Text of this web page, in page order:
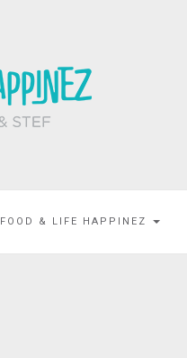
FOOD & LIFE HAPPINEZ